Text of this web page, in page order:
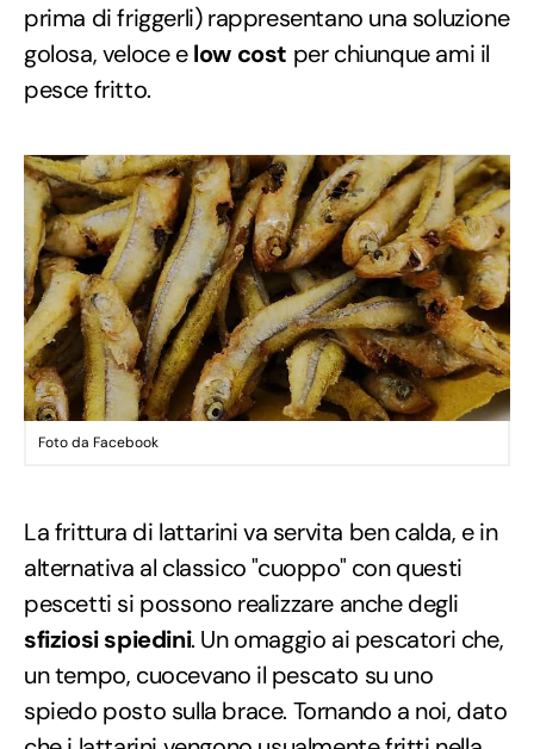
prima di friggerli) rappresentano una soluzione
golosa, veloce elow cost per chiunque ami il
pesce fritto.
Foto da Facebook
La frittura di lattarini va servita ben calda, e in
alternativa al classico "cuoppo" con questi
pescetti si possono realizzare anche degli
sfiziosi spiedini. Un omaggio ai pescatori che,
un tempo, cuocevano il pescato su uno
spiedo posto sulla brace. Tornando a noi, dato